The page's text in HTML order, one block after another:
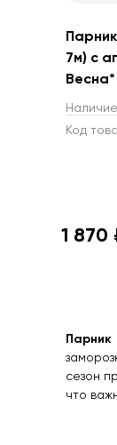
7м) с
Весна*
Код
1 870
сезон
что